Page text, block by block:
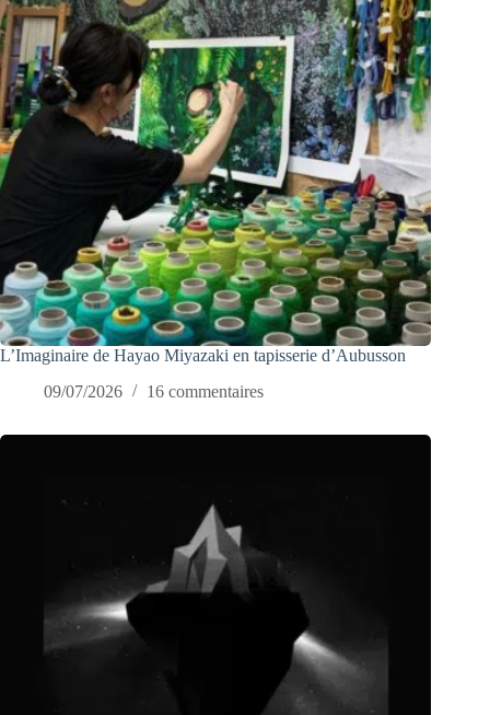
L’Imaginaire de Hayao Miyazaki en tapisserie d’Aubusson
09/07/2026
16 commentaires